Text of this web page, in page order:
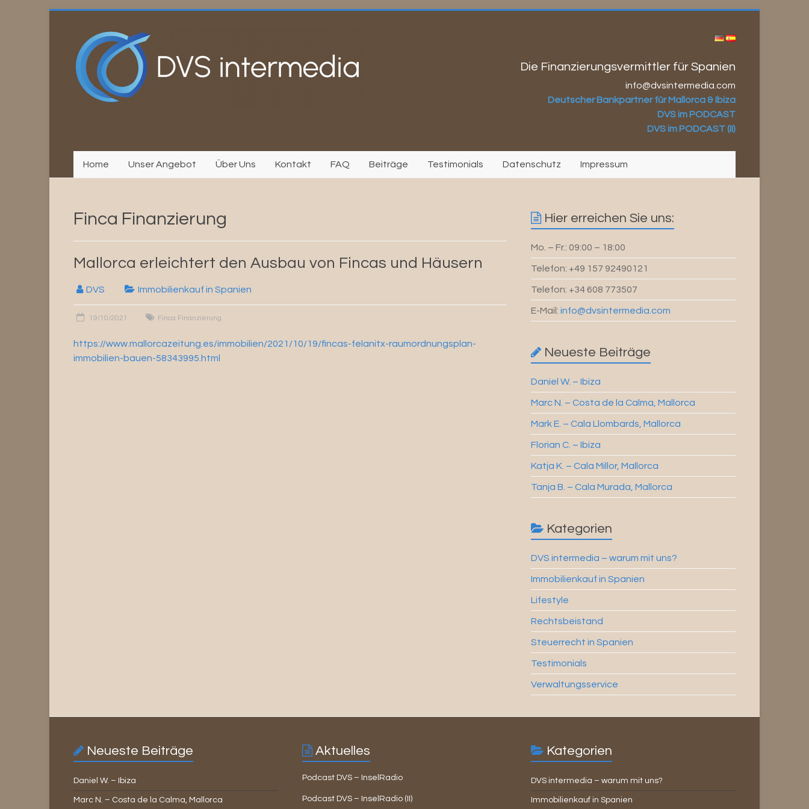
springen
Die Finanzierungsvermittler für Spanien
info@dvsintermedia.com
Deutscher Bankpartner für Mallorca & Ibiza
DVS im PODCAST
DVS im PODCAST (II)
Home Unser Angebot Über Uns Kontakt FAQ Beiträge Testimonials Datenschutz Impressum
Finca Finanzierung
Mallorca erleichtert den Ausbau von Fincas und Häusern
DVS Immobilienkauf in Spanien
19/10/2021 Finca Finanzierung
https://www.mallorcazeitung.es/immobilien/2021/10/19/fincas-felanitx-raumordnungsplan-
immobilien-bauen-58343995.html
Hier erreichen Sie uns:
Mo. – Fr.: 09:00 – 18:00
Telefon: +49 157 92490121
Telefon: +34 608 773507
E-Mail:info@dvsintermedia.com
Neueste Beiträge
Daniel W. – Ibiza
Marc N. – Costa de la Calma, Mallorca
Mark E. – Cala Llombards, Mallorca
Florian C. – Ibiza
Katja K. – Cala Millor, Mallorca
Tanja B. – Cala Murada, Mallorca
Kategorien
DVS intermedia – warum mit uns?
Immobilienkauf in Spanien
Lifestyle
Rechtsbeistand
Steuerrecht in Spanien
Testimonials
Verwaltungsservice
Neueste Beiträge
Daniel W. – Ibiza
Marc N. – Costa de la Calma, Mallorca
Aktuelles
Podcast DVS – InselRadio
Podcast DVS – InselRadio (II)
Kategorien
DVS intermedia – warum mit uns?
Immobilienkauf in Spanien